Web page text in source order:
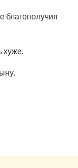
благополучия
хуже.